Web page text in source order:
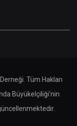
Tüm Hakları
Büyükelçiliği'nin